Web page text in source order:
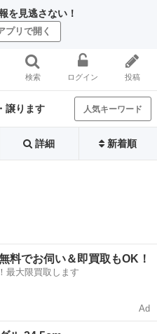
を見逃さない！
プリで開く
検索 ログイン 投稿
譲ります 人気キーワード
詳細 新着順
料でお伺い＆即買取もOK！
最大限買取します
Ad